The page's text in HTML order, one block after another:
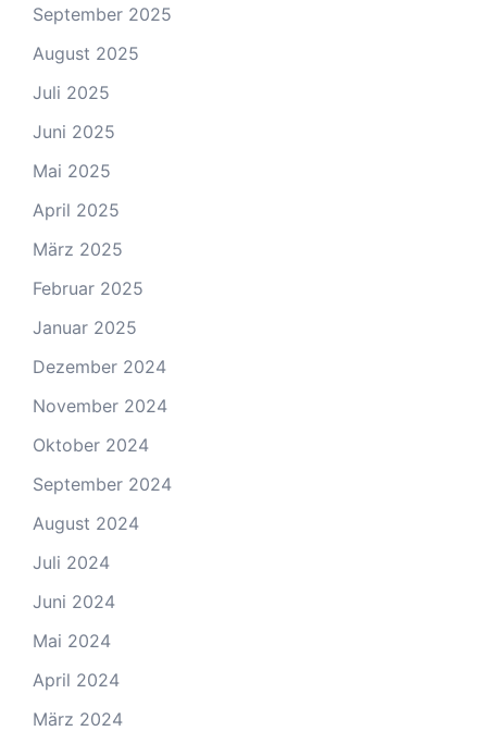
September 2025
August 2025
Juli 2025
Juni 2025
Mai 2025
April 2025
März 2025
Februar 2025
Januar 2025
Dezember 2024
November 2024
Oktober 2024
September 2024
August 2024
Juli 2024
Juni 2024
Mai 2024
April 2024
März 2024